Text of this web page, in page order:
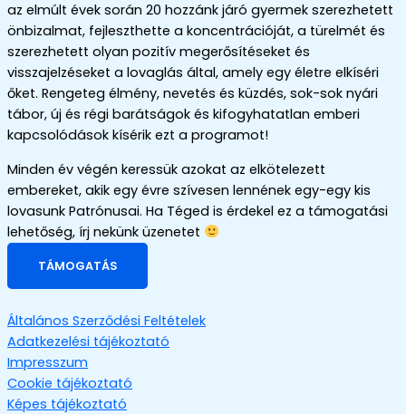
az elmúlt évek során 20 hozzánk járó gyermek szerezhetett
önbizalmat, fejleszthette a koncentrációját, a türelmét és
szerezhetett olyan pozitív megerősítéseket és
visszajelzéseket a lovaglás által, amely egy életre elkíséri
őket. Rengeteg élmény, nevetés és küzdés, sok-sok nyári
tábor, új és régi barátságok és kifogyhatatlan emberi
kapcsolódások kísérik ezt a programot!
Minden év végén keressük azokat az elkötelezett
embereket, akik egy évre szívesen lennének egy-egy kis
lovasunk Patrónusai. Ha Téged is érdekel ez a támogatási
lehetőség, írj nekünk üzenetet
TÁMOGATÁS
Általános Szerződési Feltételek
Adatkezelési tájékoztató
Impresszum
Cookie tájékoztató
Képes tájékoztató